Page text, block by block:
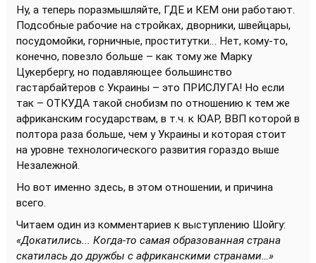
Ну, а теперь поразмышляйте, ГДЕ и КЕМ они работают.
Подсобные рабочие на стройках, дворники, швейцары,
посудомойки, горничные, проститутки… Нет, кому-то,
конечно, повезло больше – как тому же Марку
Цукербергу, но подавляющее большинство
гастарбайтеров с Украины – это ПРИСЛУГА! Но если
так – ОТКУДА такой снобизм по отношению к тем же
африканским государствам, в т.ч. к ЮАР, ВВП которой в
полтора раза больше, чем у Украины и которая стоит
на уровне технологического развития гораздо выше
Незалежной.
Но вот именно здесь, в этом отношении, и причина
всего.
Читаем один из комментариев к выступлению Шойгу:
«Докатились... Когда-то самая образованная страна
скатилась до дружбы с африканскими странами…»